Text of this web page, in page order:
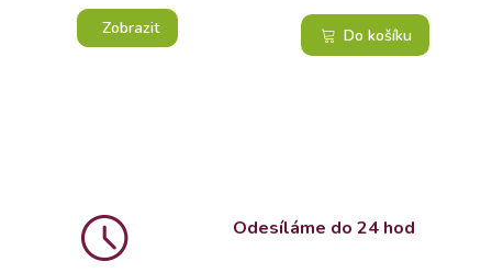
Zobrazit
Do košíku
Odesíláme do 24 hod